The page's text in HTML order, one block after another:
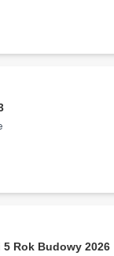
Rok Budowy 2026